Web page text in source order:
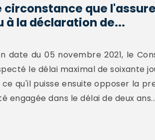
circonstance que
à la déclaration de...
date du 05 novembre 2021, le
le délai maximal de soixante
qu'il puisse ensuite opposer la
engagée dans le délai de deux